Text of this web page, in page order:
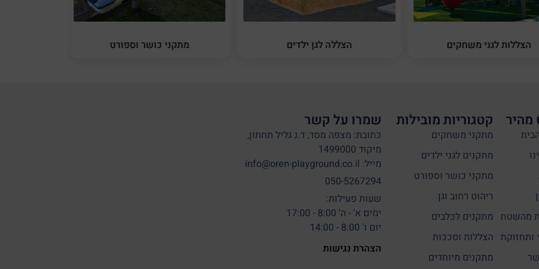
הצללות לגני משחקים הצללה לגן ילדים מתקני כושר וספורט
מהיר
מהשטח
ותחזוקת
קטגוריות מובילות
מתקני משחקים
מתקנים לגני ילדים
מתקני כושר וספורט
ריהוט רחוב וגן
מתקנים לכלבים
הצללות וסככות
מתקנים מיוחדים
שמרו על קשר
כתובת: מצפה מסד, ד.נ גליל תחתון,
מיקוד 1499000
מייל: info@oren-playground.co.il
050-5267294
שעות פעילות:
ימים א' - ה' 8:00 - 17:00
יום ו' 8:00 - 14:00
הצהרת נגישות